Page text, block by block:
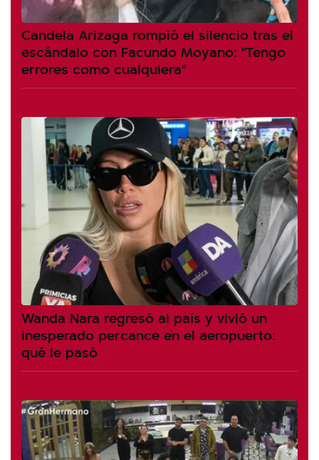
Candela Arizaga rompió el silencio tras el
escándalo con Facundo Moyano: "Tengo
errores como cualquiera"
Wanda Nara regresó al país y vivió un
inesperado percance en el aeropuerto:
qué le pasó